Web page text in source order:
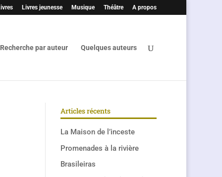
Livres jeunesse Musique Théâtre A propos
Recherche par auteur Quelques auteurs
Articles récents
La Maison de l’inceste
Promenades à la rivière
Brasileiras